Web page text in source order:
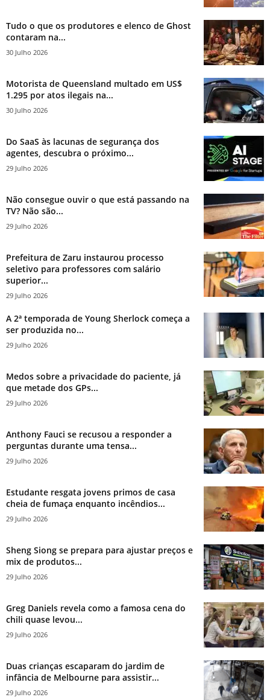
Tudo o que os produtores e elenco de Ghost
contaram na...
30 Julho 2026
Motorista de Queensland multado em US$
1.295 por atos ilegais na...
30 Julho 2026
Do SaaS às lacunas de segurança dos
agentes, descubra o próximo...
29 Julho 2026
Não consegue ouvir o que está passando na
TV? Não são...
29 Julho 2026
Prefeitura de Zaru instaurou processo
seletivo para professores com salário
superior...
29 Julho 2026
A 2ª temporada de Young Sherlock começa a
ser produzida no...
29 Julho 2026
Medos sobre a privacidade do paciente, já
que metade dos GPs...
29 Julho 2026
Anthony Fauci se recusou a responder a
perguntas durante uma tensa...
29 Julho 2026
Estudante resgata jovens primos de casa
cheia de fumaça enquanto incêndios...
29 Julho 2026
Sheng Siong se prepara para ajustar preços e
mix de produtos...
29 Julho 2026
Greg Daniels revela como a famosa cena do
chili quase levou...
29 Julho 2026
Duas crianças escaparam do jardim de
infância de Melbourne para assistir...
29 Julho 2026